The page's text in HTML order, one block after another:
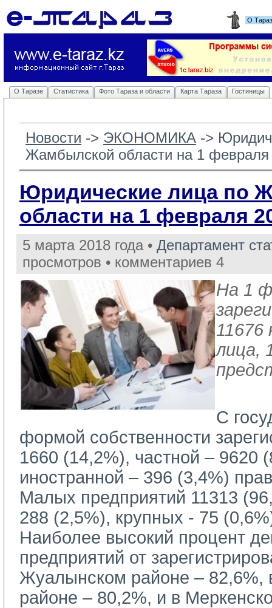
О
О Таразе Статистика Фото Тараза и области Карта Тараза Гостиницы
Новости -> ЭКОНОМИКА ->
Жамбылской области на 1 февраля
Юридические лица по
области на 1 февраля
5 марта 2018 года • Департамент
просмотров • комментариев 4
На 1
11676
лица,
С
формой собственности
1660 (14,2%), частной – 9620
иностранной – 396 (3,4%)
Малых предприятий 11313
288 (2,5%), крупных - 75
Наиболее высокий процент
предприятий от
Жуалынском районе – 82,6%,
районе – 80,2%, и в